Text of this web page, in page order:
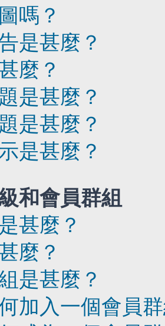
嗎？
是甚麼？
麼？
是甚麼？
是甚麼？
是甚麼？
和會員群組
甚麼？
麼？
是甚麼？
加入一個會員